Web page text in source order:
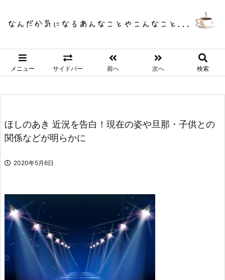
メニュー サイドバー 前へ 次へ 検索
ほしのあき 近況を告白！現在の姿や旦那・子供との
関係などが明らかに
2020年5月6日